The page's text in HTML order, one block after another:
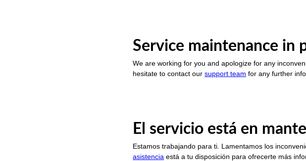
Service maintenance in
We are working for you and apologize for any
hesitate to contact oursupport team for any further
El servicio está en
Estamos trabajando para ti. Lamentamos los
asistencia está a tu disposición para ofrecerte más